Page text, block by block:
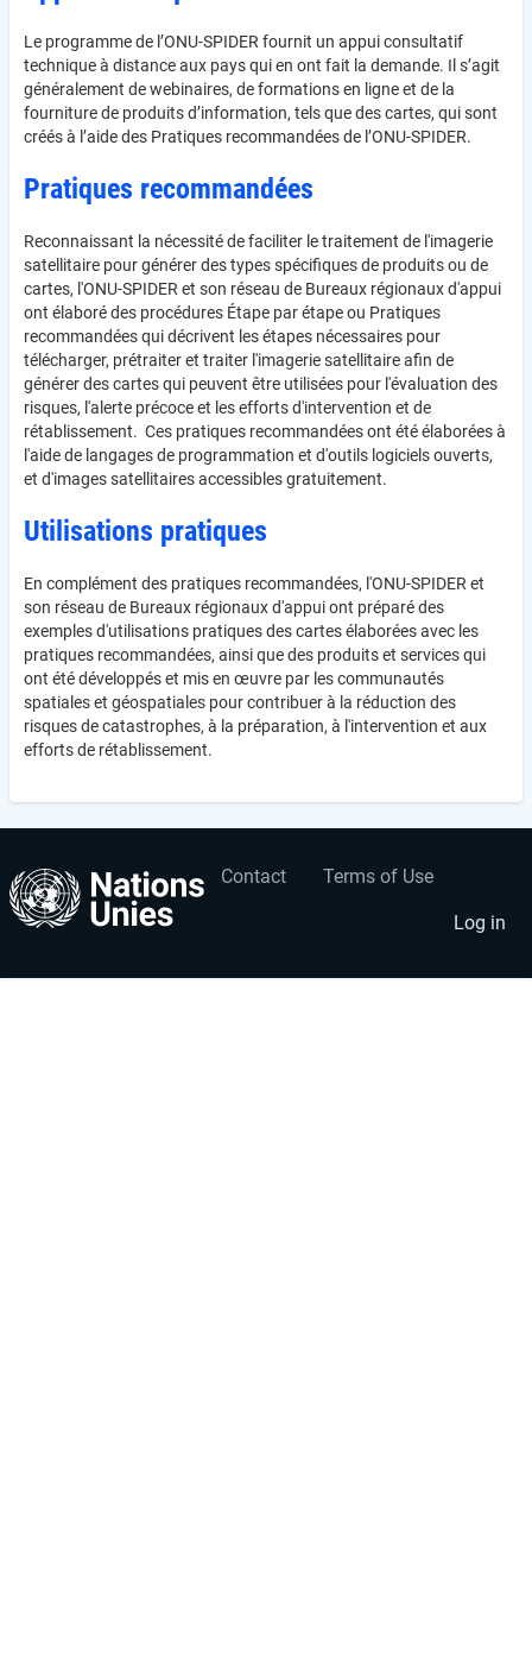
Le programme de l’ONU-SPIDER fournit un appui consultatif
technique à distance aux pays qui en ont fait la demande. Il s’agit
généralement de webinaires, de formations en ligne et de la
fourniture de produits d’information, tels que des cartes, qui sont
créés à l’aide des Pratiques recommandées de l’ONU-SPIDER.
Pratiques recommandées
Reconnaissant la nécessité de faciliter le traitement de l'imagerie
satellitaire pour générer des types spécifiques de produits ou de
cartes, l'ONU-SPIDER et son réseau de Bureaux régionaux d'appui
ont élaboré des procédures Étape par étape ou Pratiques
recommandées qui décrivent les étapes nécessaires pour
télécharger, prétraiter et traiter l'imagerie satellitaire afin de
générer des cartes qui peuvent être utilisées pour l'évaluation des
risques, l'alerte précoce et les efforts d'intervention et de
rétablissement. Ces pratiques recommandées ont été élaborées à
l'aide de langages de programmation et d'outils logiciels ouverts,
et d'images satellitaires accessibles gratuitement.
Utilisations pratiques
En complément des pratiques recommandées, l'ONU-SPIDER et
son réseau de Bureaux régionaux d'appui ont préparé des
exemples d'utilisations pratiques des cartes élaborées avec les
pratiques recommandées, ainsi que des produits et services qui
ont été développés et mis en œuvre par les communautés
spatiales et géospatiales pour contribuer à la réduction des
risques de catastrophes, à la préparation, à l'intervention et aux
efforts de rétablissement.
Footer
Contact Terms of Use
User
account
menu
Log in